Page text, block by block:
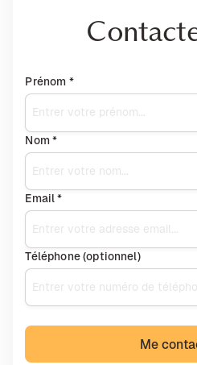
Prénom *
Nom *
Email *
Téléphone (optionnel)